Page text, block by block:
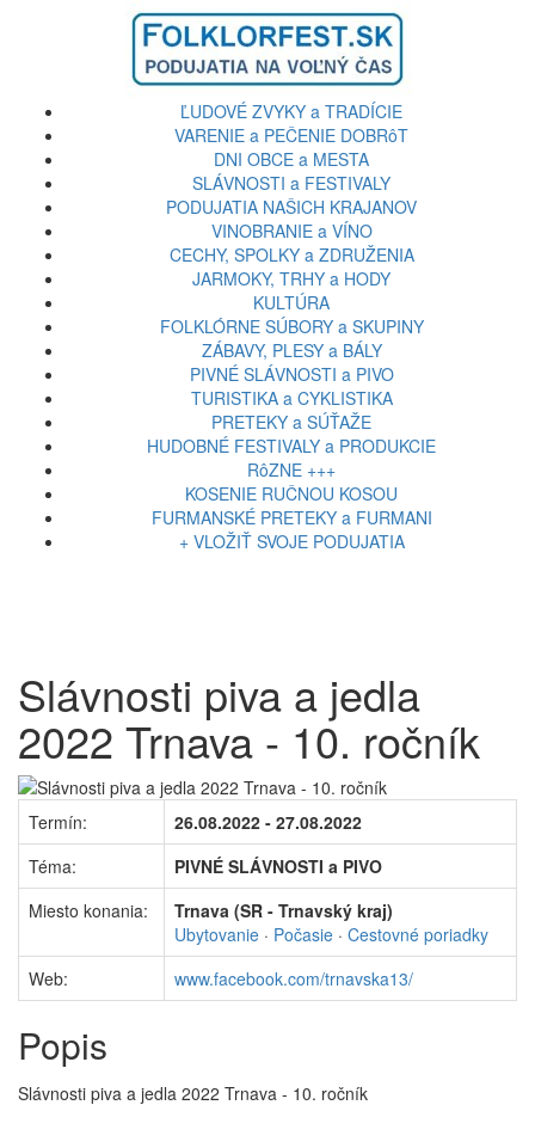
ĽUDOVÉ ZVYKY a TRADÍCIE
VARENIE a PEČENIE DOBRôT
DNI OBCE a MESTA
SLÁVNOSTI a FESTIVALY
PODUJATIA NAŠICH KRAJANOV
VINOBRANIE a VÍNO
CECHY, SPOLKY a ZDRUŽENIA
JARMOKY, TRHY a HODY
KULTÚRA
FOLKLÓRNE SÚBORY a SKUPINY
ZÁBAVY, PLESY a BÁLY
PIVNÉ SLÁVNOSTI a PIVO
TURISTIKA a CYKLISTIKA
PRETEKY a SÚŤAŽE
HUDOBNÉ FESTIVALY a PRODUKCIE
RôZNE +++
KOSENIE RUČNOU KOSOU
FURMANSKÉ PRETEKY a FURMANI
+ VLOŽIŤ SVOJE PODUJATIA
Slávnosti piva a jedla
2022 Trnava - 10. ročník
Termín:
26.08.2022 - 27.08.2022
Téma:
PIVNÉ SLÁVNOSTI a PIVO
Miesto konania:
Trnava (SR - Trnavský kraj)
Ubytovanie · Počasie · Cestovné poriadky
Web:
www.facebook.com/trnavska13/
Popis
Slávnosti piva a jedla 2022 Trnava - 10. ročník